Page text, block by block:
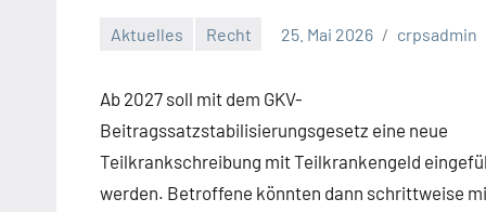
Aktuelles Recht 25. Mai 2026 crpsadmin
Ab 2027 soll mit dem GKV-
Beitragssatzstabilisierungsgesetz eine neue
Teilkrankschreibung mit Teilkrankengeld
werden. Betroffene könnten dann schrittweise